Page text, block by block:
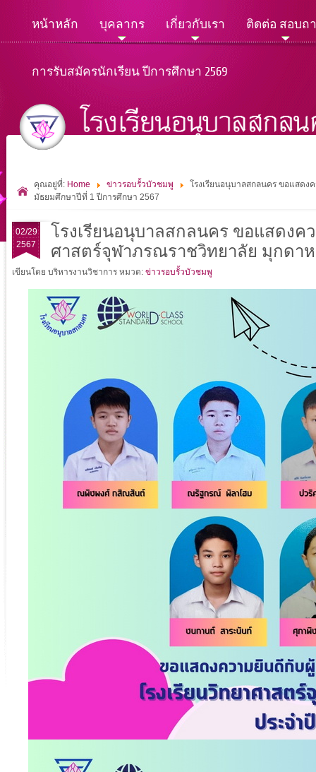
หน้าหลัก บุคลากร เกี่ยวกับเรา ติดต่อ สอบถ
การรับสมัครนักเรียน ปีการศึกษา 2569
คุณอยู่ที่: Home ข่าวรอบรั้วบัวชมพู
โรงเรียนอนุบาลสกลนคร ขอแสดง
มัธยมศึกษาปีที่ 1 ปีการศึกษา 2567
02/29
2567
โรงเรียนอนุบาลสกลนคร ขอแสดงค
ศาสตร์จุฬาภรณราชวิทยาลัย มุกดาห
เขียนโดย บริหารงานวิชาการ หมวด: ข่าวรอบรั้วบัวชมพู